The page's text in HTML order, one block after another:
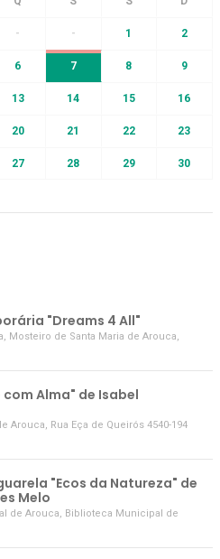
- - 1 2
6 7 8 9
13 14 15 16
20 21 22 23
27 28 29 30
"Dreams 4 All"
, Mosteiro de Santa Maria de Arouca,
Alma" de Isabel
Arouca, Rua Eça de Queirós 4540-194
"Ecos da Natureza" de
Melo
de Arouca, Biblioteca Municipal de